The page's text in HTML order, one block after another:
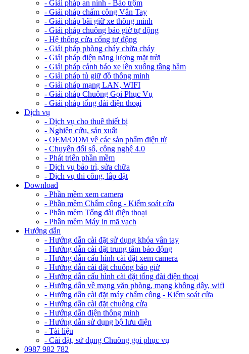
- Giải pháp an ninh - Báo trộm
- Giải pháp chấm công Vân Tay
- Giải pháp bãi giữ xe thông minh
- Giải pháp chuông báo giờ tự động
- Hệ thống cửa cổng tự động
- Giải pháp phòng cháy chữa cháy
- Giải pháp điện năng lượng mặt trời
- Giải pháp cảnh báo xe lên xuống tầng hầm
- Giải pháp tủ giữ đồ thông minh
- Giải pháp mạng LAN, WIFI
- Giải pháp Chuông Gọi Phục Vụ
- Giải pháp tổng đài điện thoại
Dịch vụ
- Dịch vụ cho thuê thiết bị
- Nghiên cứu, sản xuất
- OEM/ODM về các sản phẩm điện tử
- Chuyển đổi số, công nghệ 4.0
- Phát triển phần mềm
- Dịch vụ bảo trì, sửa chữa
- Dịch vụ thi công, lắp đặt
Download
- Phần mềm xem camera
- Phần mềm Chấm công - Kiểm soát cửa
- Phần mềm Tổng đài điện thoại
- Phần mềm Máy in mã vạch
Hướng dẫn
- Hướng dẫn cài đặt sử dụng khóa vân tay
- Hướng dẫn cài đặt trung tâm báo động
- Hướng dẫn cấu hình cài đặt xem camera
- Hướng dẫn cài đặt chuông báo giờ
- Hướng dẫn cấu hình cài đặt tổng đài điện thoại
- Hướng dẫn về mạng văn phòng, mạng không dây, wifi
- Hướng dẫn cài đặt máy chấm công - Kiểm soát cửa
- Hướng dẫn cài đặt chuông cửa
- Hướng dẫn điện thông minh
- Hướng dẫn sử dụng bộ lưu điện
- Tài liệu
- Cài đặt, sử dụng Chuông gọi phục vụ
0987 982 782